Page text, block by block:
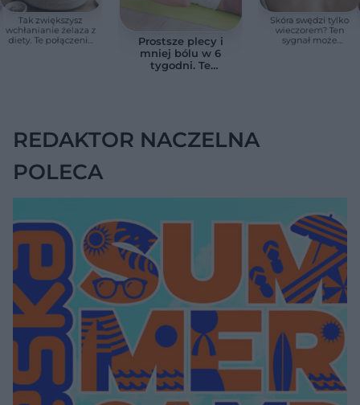
Tak zwiększysz
wchłanianie żelaza z
diety. Te połączenia
Prostsze plecy i
mniej bólu w 6
tygodni. Te
Skóra swędzi tylko
wieczorem? Ten
sygnał może
REDAKTOR NACZELNA
POLECA